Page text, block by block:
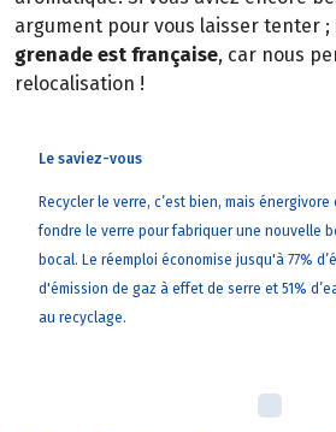
argument pour vous laisser tenter ;
grenade est française, car nous
relocalisation !
Le saviez-vous
Recycler le verre, c’est bien, mais
fondre le verre pour fabriquer une nouvelle
bocal. Le réemploi économise jusqu'à 77%
d'émission de gaz à effet de serre et 51%
au recyclage.